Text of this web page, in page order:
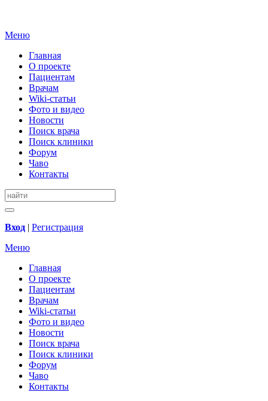
Меню
Главная
О проекте
Пациентам
Врачам
Wiki-статьи
Фото и видео
Новости
Поиск врача
Поиск клиники
Форум
Чаво
Контакты
Вход | Регистрация
Меню
Главная
О проекте
Пациентам
Врачам
Wiki-статьи
Фото и видео
Новости
Поиск врача
Поиск клиники
Форум
Чаво
Контакты